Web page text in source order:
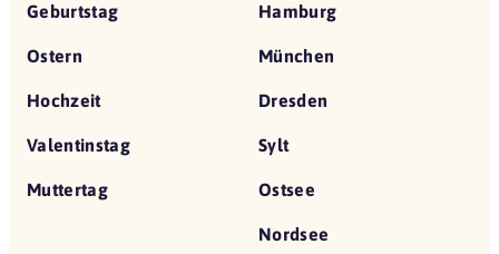
Geburtstag
Ostern
Hochzeit
Valentinstag
Muttertag
Hamburg
München
Dresden
Sylt
Ostsee
Nordsee